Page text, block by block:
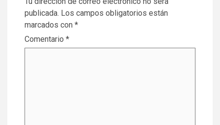
publicada. Los campos obligatorios están
marcados con *
Comentario *